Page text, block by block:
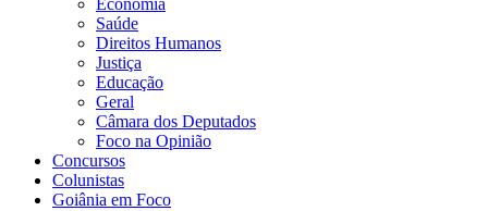
Saúde
Direitos Humanos
Justiça
Educação
Geral
Câmara dos Deputados
Foco na Opinião
Concursos
Colunistas
Goiânia em Foco